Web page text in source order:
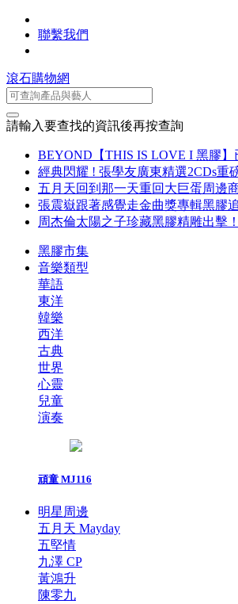
聯繫我們
滾石購物網
請輸入要查找的資訊後再按查詢
BEYOND【THIS IS LOVE I 黑膠】
經典閃耀 ! 張學友廣東精選2CDs重
五月天回到那一天重回大巨蛋周邊
張震嶽跟著感覺走金曲獎專輯黑膠
周杰倫太陽之子珍藏黑膠精雕出擊！
黑膠市集
音樂類型
華語
東洋
韓樂
西洋
古典
世界
心靈
兒童
演奏
頑童 MJ116
明星周邊
五月天 Mayday
五堅情
九澤 CP
黃鴻升
陳零九